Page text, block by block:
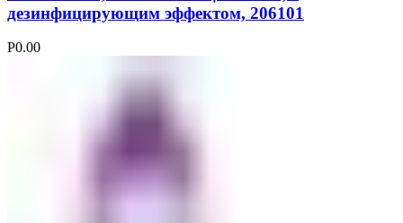
дезинфицирующим эффектом, 206101
Р0.00